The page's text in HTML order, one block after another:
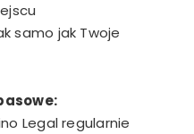
samo jak Twoje
Legal regularnie